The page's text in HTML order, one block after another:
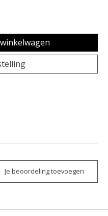
Je beoordeling toevoegen